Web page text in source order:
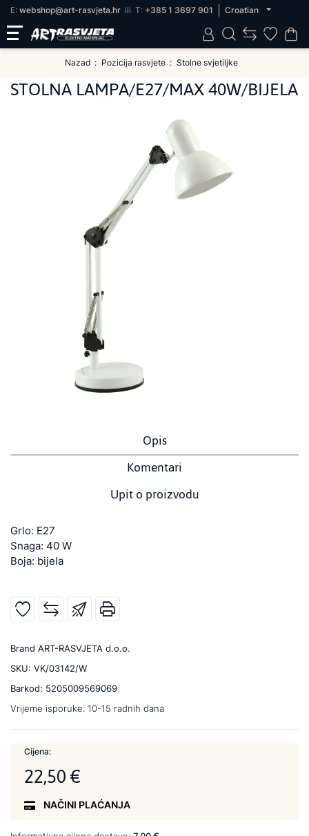
E: webshop@art-rasvjeta.hr ili T: +385 1 3697 901 Croatian
Nazad Pozicija rasvjete Stolne svjetiljke
STOLNA LAMPA/E27/MAX 40W/BIJELA
Opis
Komentari
Upit o proizvodu
Grlo: E27
Snaga: 40 W
Boja: bijela
Brand ART-RASVJETA d.o.o.
SKU: VK/03142/W
Barkod: 5205009569069
Vrijeme isporuke: 10-15 radnih dana
Cijena:
22,50 €
NAČINI PLAĆANJA